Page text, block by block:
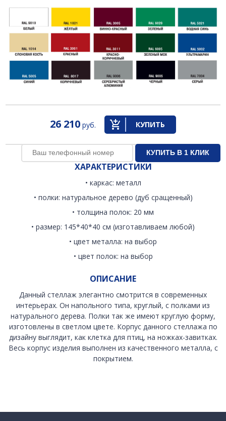
26 210 руб. КУПИТЬ
ХАРАКТЕРИСТИКИ
• каркас: металл
• полки: натуральное дерево (дуб сращенный)
• толщина полок: 20 мм
• размер: 145*40*40 см (изготавливаем любой)
• цвет металла: на выбор
• цвет полок: на выбор
ОПИСАНИЕ
Данный стеллаж элегантно смотрится в современных
интерьерах. Он напольного типа, круглый, с полками из
натурального дерева. Полки так же имеют круглую форму,
изготовлены в светлом цвете. Корпус данного стеллажа по
дизайну выглядит, как клетка для птиц, на ножках-завитках.
Весь корпус изделия выполнен из качественного металла, с
покрытием.